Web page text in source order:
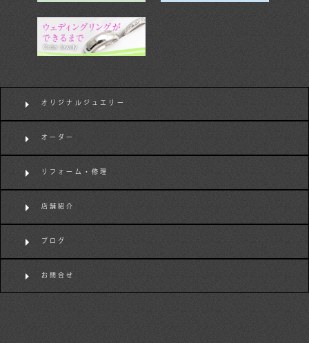
オリジナルジュエリー
オーダー
リフォーム・修理
店舗紹介
ブログ
お問合せ